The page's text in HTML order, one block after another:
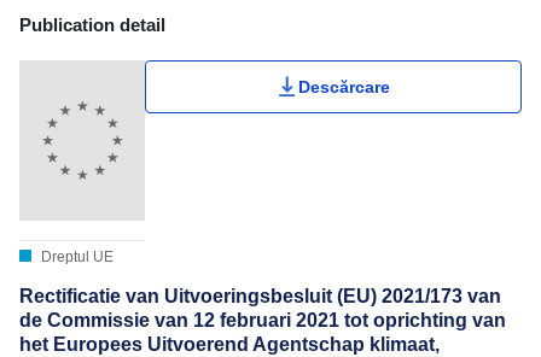
Publication Detail Actions Portlet
Publication detail
Dreptul UE
Descărcare
Rectificatie van Uitvoeringsbesluit (EU) 2021/173 van
de Commissie van 12 februari 2021 tot oprichting van
het Europees Uitvoerend Agentschap klimaat,